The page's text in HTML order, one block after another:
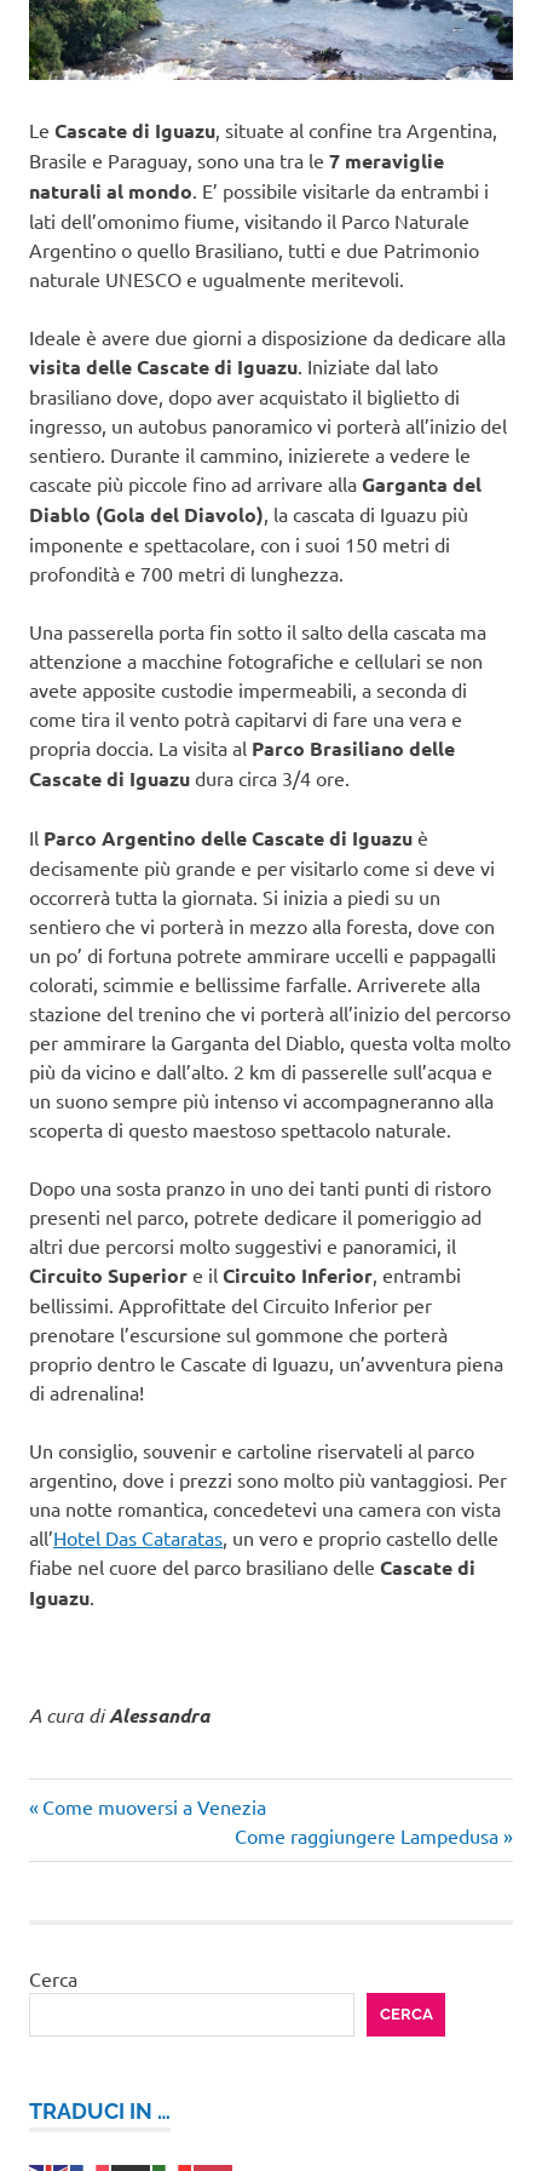
Le Cascate di Iguazu, situate al confine tra Argentina,
Brasile e Paraguay, sono una tra le 7 meraviglie
naturali al mondo. E’ possibile visitarle da entrambi i
lati dell’omonimo fiume, visitando il Parco Naturale
Argentino o quello Brasiliano, tutti e due Patrimonio
naturale UNESCO e ugualmente meritevoli.
Ideale è avere due giorni a disposizione da dedicare alla
visita delle Cascate di Iguazu. Iniziate dal lato
brasiliano dove, dopo aver acquistato il biglietto di
ingresso, un autobus panoramico vi porterà all’inizio del
sentiero. Durante il cammino, inizierete a vedere le
cascate più piccole fino ad arrivare alla Garganta del
Diablo (Gola del Diavolo), la cascata di Iguazu più
imponente e spettacolare, con i suoi 150 metri di
profondità e 700 metri di lunghezza.
Una passerella porta fin sotto il salto della cascata ma
attenzione a macchine fotografiche e cellulari se non
avete apposite custodie impermeabili, a seconda di
come tira il vento potrà capitarvi di fare una vera e
propria doccia. La visita al Parco Brasiliano delle
Cascate di Iguazu dura circa 3/4 ore.
Il Parco Argentino delle Cascate di Iguazu è
decisamente più grande e per visitarlo come si deve vi
occorrerà tutta la giornata. Si inizia a piedi su un
sentiero che vi porterà in mezzo alla foresta, dove con
un po’ di fortuna potrete ammirare uccelli e pappagalli
colorati, scimmie e bellissime farfalle. Arriverete alla
stazione del trenino che vi porterà all’inizio del percorso
per ammirare la Garganta del Diablo, questa volta molto
più da vicino e dall’alto. 2 km di passerelle sull’acqua e
un suono sempre più intenso vi accompagneranno alla
scoperta di questo maestoso spettacolo naturale.
Dopo una sosta pranzo in uno dei tanti punti di ristoro
presenti nel parco, potrete dedicare il pomeriggio ad
altri due percorsi molto suggestivi e panoramici, il
Circuito Superior e il Circuito Inferior, entrambi
bellissimi. Approfittate del Circuito Inferior per
prenotare l’escursione sul gommone che porterà
proprio dentro le Cascate di Iguazu, un’avventura piena
di adrenalina!
Un consiglio, souvenir e cartoline riservateli al parco
argentino, dove i prezzi sono molto più vantaggiosi. Per
una notte romantica, concedetevi una camera con vista
all’Hotel Das Cataratas, un vero e proprio castello delle
fiabe nel cuore del parco brasiliano delle Cascate di
Iguazu.
A cura diAlessandra
Navigazione
articoli
Articolo
Come muoversi a Venezia
Articolo
successivo:
Come raggiungere Lampedusa
Cerca
CERCA
TRADUCI IN …